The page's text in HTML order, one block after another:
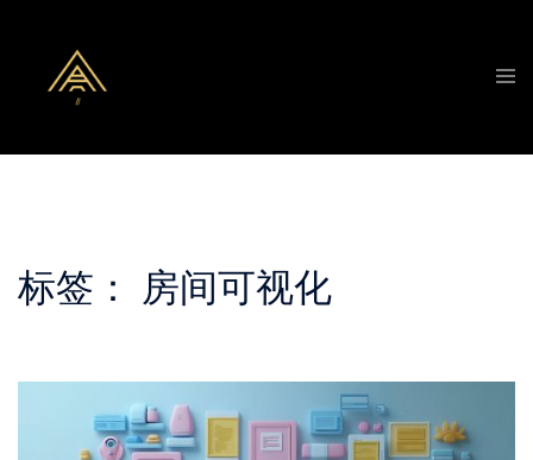
content
标签： 房间可视化